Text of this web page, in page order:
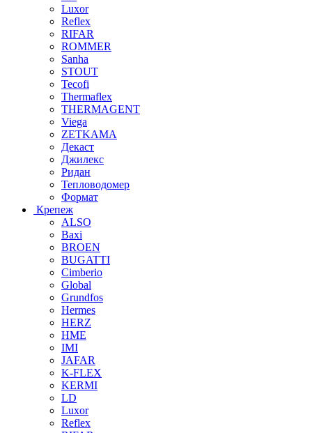
Luxor
Reflex
RIFAR
ROMMER
Sanha
STOUT
Tecofi
Thermaflex
THERMAGENT
Viega
ZETKAMA
Декаст
Джилекс
Ридан
Тепловодомер
Формат
Крепеж
ALSO
Baxi
BROEN
BUGATTI
Cimberio
Global
Grundfos
Hermes
HERZ
HME
IMI
JAFAR
K-FLEX
KERMI
LD
Luxor
Reflex